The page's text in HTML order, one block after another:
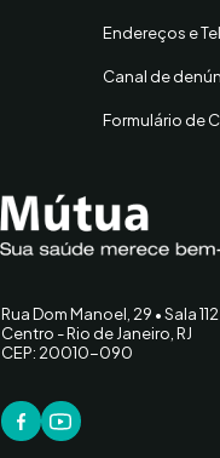
Endereços e
Canal de
Formulário de
Rua Dom Manoel, 29 • Sala 112
Centro - Rio de Janeiro, RJ
CEP: 20010-090